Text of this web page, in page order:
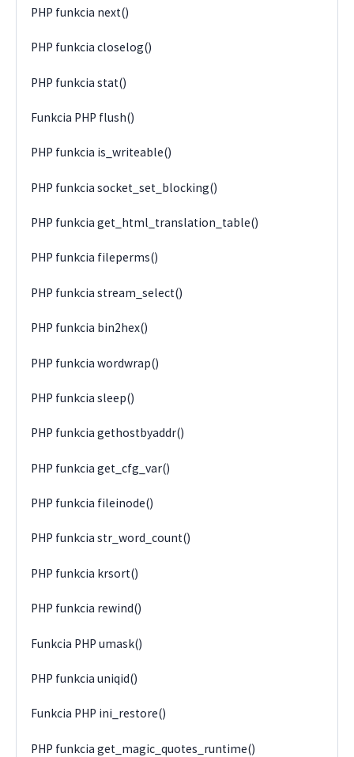
PHP funkcia next()
PHP funkcia closelog()
PHP funkcia stat()
Funkcia PHP flush()
PHP funkcia is_writeable()
PHP funkcia socket_set_blocking()
PHP funkcia get_html_translation_table()
PHP funkcia fileperms()
PHP funkcia stream_select()
PHP funkcia bin2hex()
PHP funkcia wordwrap()
PHP funkcia sleep()
PHP funkcia gethostbyaddr()
PHP funkcia get_cfg_var()
PHP funkcia fileinode()
PHP funkcia str_word_count()
PHP funkcia krsort()
PHP funkcia rewind()
Funkcia PHP umask()
PHP funkcia uniqid()
Funkcia PHP ini_restore()
PHP funkcia get_magic_quotes_runtime()